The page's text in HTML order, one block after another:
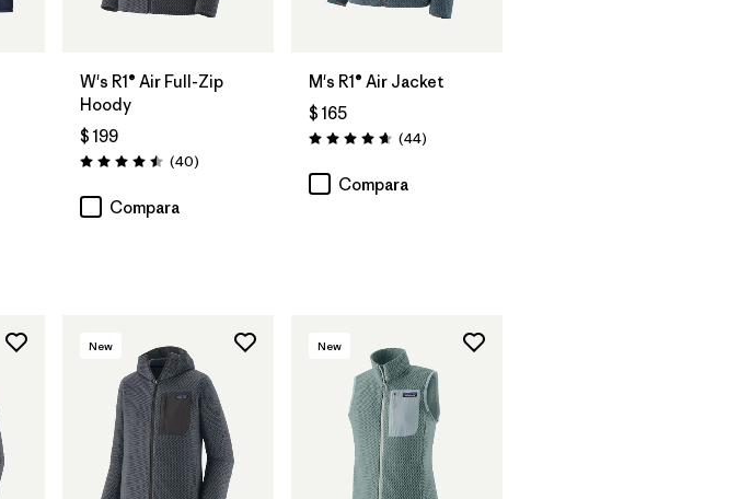
W's R1® Air Full-Zip
Hoody
$ 199
Valoración: 4.5 / 5
(40Comentarios
)
Compara
M's R1® Air Jacket
$ 165
Valoración: 4.7 / 5
(44Comentarios
)
Compara
New New